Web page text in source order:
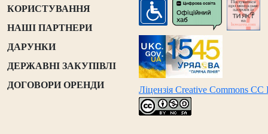
КОРИСТУВАННЯ
НАШІ ПАРТНЕРИ
ДАРУНКИ
ДЕРЖАВНІ ЗАКУПІВЛІ
ДОГОВОРИ ОРЕНДИ
Ліцензія Creative Commons